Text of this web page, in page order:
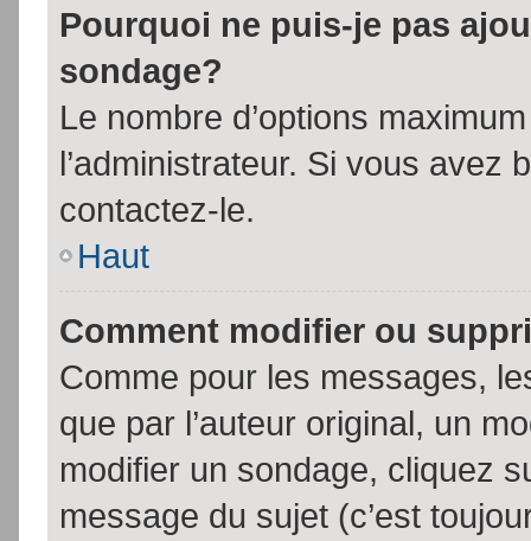
Pourquoi ne puis-je pas
sondage?
Le nombre d’options
l’administrateur. Si vous avez
contactez-le.
Haut
Comment modifier ou
Comme pour les messages,
que par l’auteur original, un
modifier un sondage, cliquez
message du sujet (c’est